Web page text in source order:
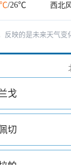
/26℃ 西北
反映的是未来天气变
戈
切